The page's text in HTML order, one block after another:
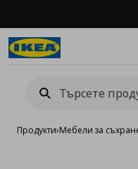
Продукти›Мебели за